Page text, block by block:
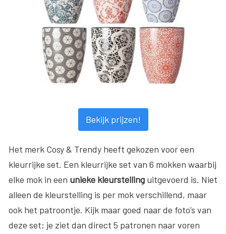
Bekijk prijzen!
Het merk Cosy & Trendy heeft gekozen voor een
kleurrijke set. Een kleurrijke set van 6 mokken waarbij
elke mok in een unieke kleurstelling uitgevoerd is. Niet
alleen de kleurstelling is per mok verschillend, maar
ook het patroontje. Kijk maar goed naar de foto’s van
deze set; je ziet dan direct 5 patronen naar voren